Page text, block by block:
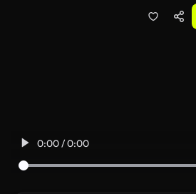
0:00 / 0:00